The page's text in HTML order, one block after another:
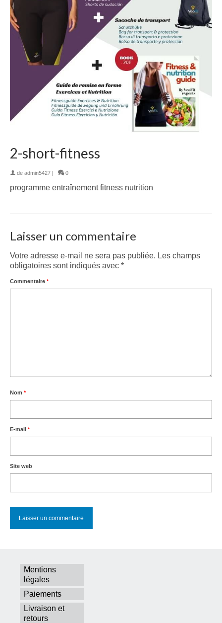
2-short-fitness
de admin5427 | 0
programme entraînement fitness nutrition
Laisser un commentaire
Votre adresse e-mail ne sera pas publiée. Les champs
obligatoires sont indiqués avec *
Commentaire *
Nom *
E-mail *
Site web
Mentions
légales
Paiements
Livraison et
retours